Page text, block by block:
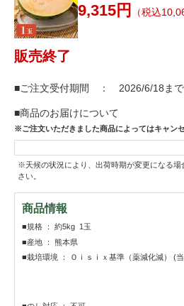
9,315円 （税込
販売終了
■ご注文受付期間 ： 2026/6/18まで
■商品のお届けについて
※ご注文いただきました商品によってはキャン
※天候の状況により、出荷時期が変更になる場
さい。
商品情報
■規格 ： 約5kg 1玉
■産地 ： 熊本県
■栽培環境 ： Ｏｉｓｉｘ基準（薬減化減） (